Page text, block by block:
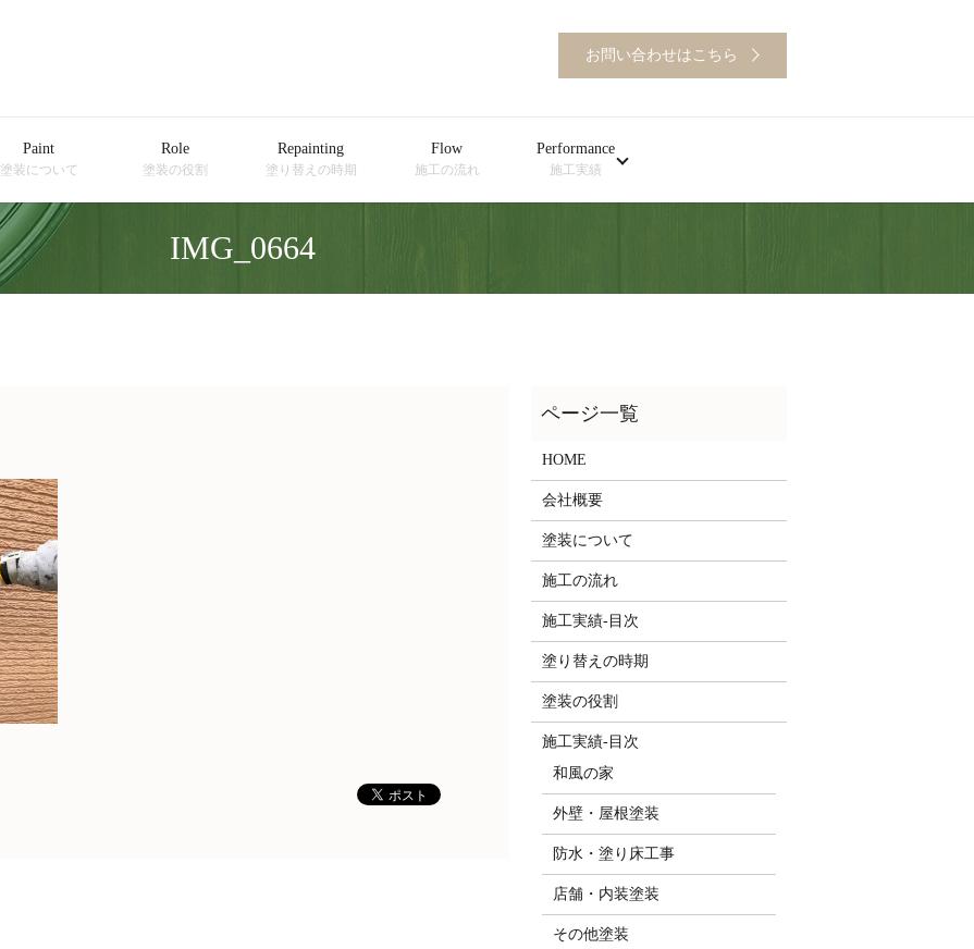
お問い合わせはこちら
Paint
塗装について
Role
塗装の役割
Repainting
塗り替えの時期
Flow
施工の流れ
Performance
施工実績
IMG_0664
HOME
会社概要
塗装について
施工の流れ
施工実績-目次
塗り替えの時期
塗装の役割
施工実績-目次
和風の家
外壁・屋根塗装
防水・塗り床工事
店舗・内装塗装
その他塗装